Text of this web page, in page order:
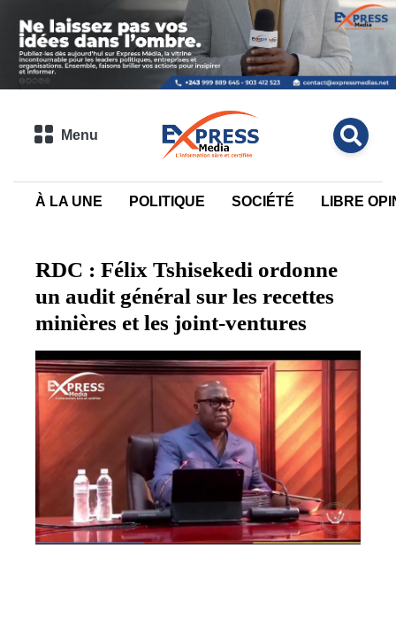
Menu
À LA UNE POLITIQUE SOCIÉTÉ LIBRE
RDC : Félix Tshisekedi ordonne
un audit général sur les recettes
minières et les joint-ventures